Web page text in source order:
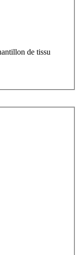
de tissu